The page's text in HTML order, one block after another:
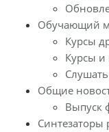
Обучающий
Курсы
Курсы и
Общие
Выпуск
Синтезаторы